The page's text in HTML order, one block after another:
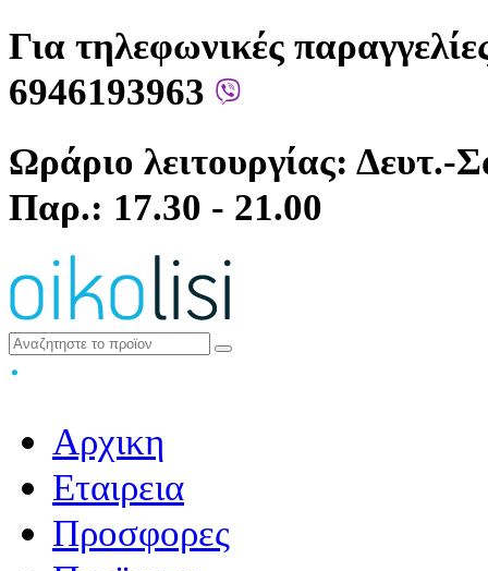
Για τηλεφωνικές
6946193963
Ωράριο λειτουργίας:
Παρ.: 17.30 - 21.00
Αρχικη
Εταιρεια
Προσφορες